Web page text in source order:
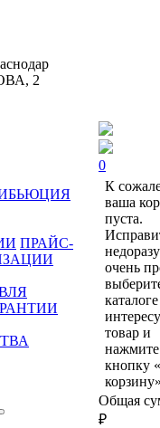
2
ПРАЙС-
0
К
ваша
пуста.
очень
каталоге
товар и
нажмите
кнопку
Общая
₽